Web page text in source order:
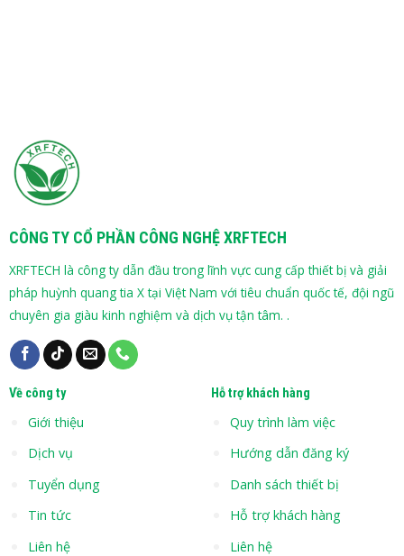
CÔNG TY CỔ PHẦN CÔNG NGHỆ XRFTECH
XRFTECH là công ty dẫn đầu trong lĩnh vực cung cấp thiết bị và giải
pháp huỳnh quang tia X tại Việt Nam với tiêu chuẩn quốc tế, đội ngũ
chuyên gia giàu kinh nghiệm và dịch vụ tận tâm. .
Về công ty
Giới thiệu
Dịch vụ
Tuyển dụng
Tin tức
Liên hệ
Hỗ trợ khách hàng
Quy trình làm việc
Hướng dẫn đăng ký
Danh sách thiết bị
Hỗ trợ khách hàng
Liên hệ